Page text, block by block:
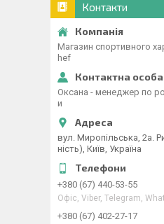
Контакти
Магазин спортивного
hef
Оксана - менеджер по
и
вул. Миропільська, 2а.
ність), Київ, Україна
+380 (67) 440-53-55
Офіс, Viber, Telegram,
+380 (67) 402-27-17